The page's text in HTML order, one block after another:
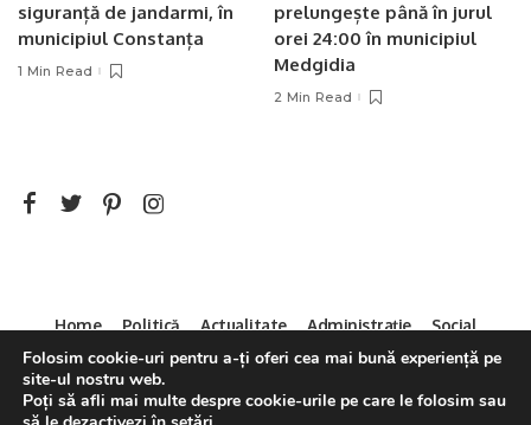
siguranță de jandarmi, în
municipiul Constanța
1 Min Read
prelungește până în jurul
orei 24:00 în municipiul
Medgidia
2 Min Read
Home Politică Actualitate Administrație
Social
Sport
Mica Publicitate Servicii
Contact
Folosim cookie-uri pentru a-ți oferi cea mai bună experiență pe
site-ul nostru web.
Poți să afli mai multe despre cookie-urile pe care le folosim sau